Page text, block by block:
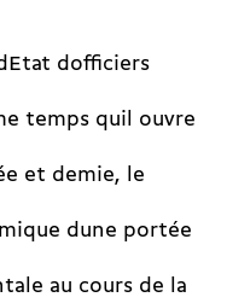
dofficiers
temps quil ouvre
et demie, le
dune portée
au cours de la